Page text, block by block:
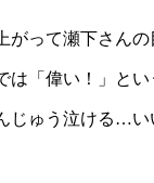
って瀬下さんの
「偉い！」とい
ゅう泣ける…い